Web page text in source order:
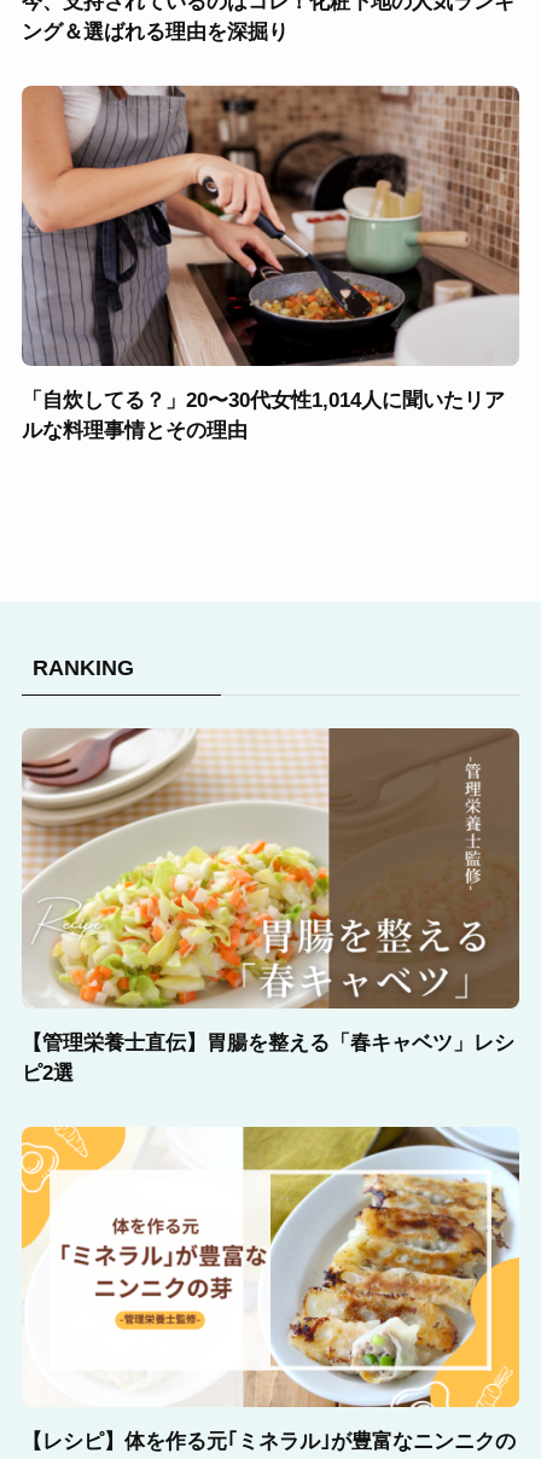
ング＆選ばれる理由を深掘り
「自炊してる？」20〜30代女性1,014人に聞いたリア
ルな料理事情とその理由
RANKING
【管理栄養士直伝】胃腸を整える「春キャベツ」レシ
ピ2選
【レシピ】体を作る元｢ミネラル｣が豊富なニンニクの